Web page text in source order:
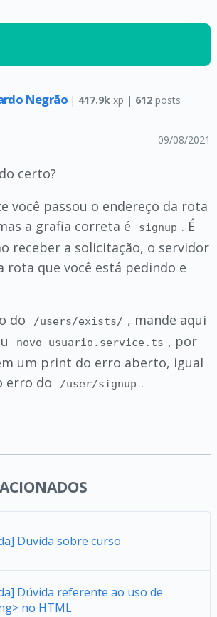
Negrão | 417.9k xp | 612 posts
09/08/2021
certo?
você passou o endereço da rota
a grafia correta é signup . É
receber a solicitação, o servidor
rota que você está pedindo e
do
/users/exists/ , mande aqui
novo-usuario.service.ts , por
um print do erro aberto, igual
erro do
/user/signup .
Duvida sobre curso
Dúvida referente ao uso de
no HTML